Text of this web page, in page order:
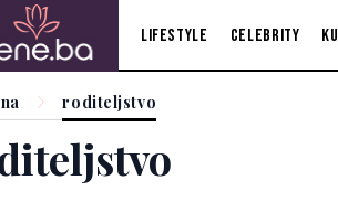
Lifestyle Celebrity
roditeljstvo